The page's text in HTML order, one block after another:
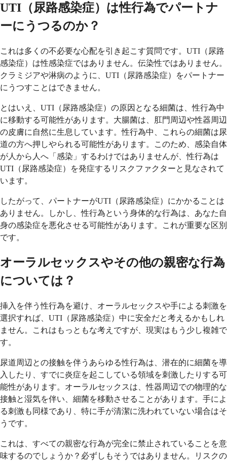
UTI（尿路感染症）は性行為でパートナ
ーにうつるのか？
これは多くの不必要な心配を引き起こす質問です。UTI（尿路
感染症）は性感染症ではありません。伝染性ではありません。
クラミジアや淋病のように、UTI（尿路感染症）をパートナー
にうつすことはできません。
とはいえ、UTI（尿路感染症）の原因となる細菌は、性行為中
に移動する可能性があります。大腸菌は、肛門周辺や性器周辺
の皮膚に自然に生息しています。性行為中、これらの細菌は尿
道の方へ押しやられる可能性があります。このため、感染自体
が人から人へ「感染」するわけではありませんが、性行為は
UTI（尿路感染症）を発症するリスクファクターと見なされて
います。
したがって、パートナーがUTI（尿路感染症）にかかることは
ありません。しかし、性行為という身体的な行為は、あなた自
身の感染症を悪化させる可能性があります。これが重要な区別
です。
オーラルセックスやその他の親密な行為
については？
挿入を伴う性行為を避け、オーラルセックスや手による刺激を
選択すれば、UTI（尿路感染症）中に安全だと考えるかもしれ
ません。これはもっともな考えですが、現実はもう少し複雑で
す。
尿道周辺との接触を伴うあらゆる性行為は、潜在的に細菌を導
入したり、すでに炎症を起こしている領域を刺激したりする可
能性があります。オーラルセックスは、性器周辺での物理的な
接触と湿気を伴い、細菌を移動させることがあります。手によ
る刺激も同様であり、特に手が清潔に洗われていない場合はそ
うです。
これは、すべての親密な行為が完全に禁止されていることを意
味するのでしょうか？必ずしもそうではありません。リスクの